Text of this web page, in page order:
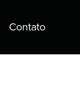
Contato